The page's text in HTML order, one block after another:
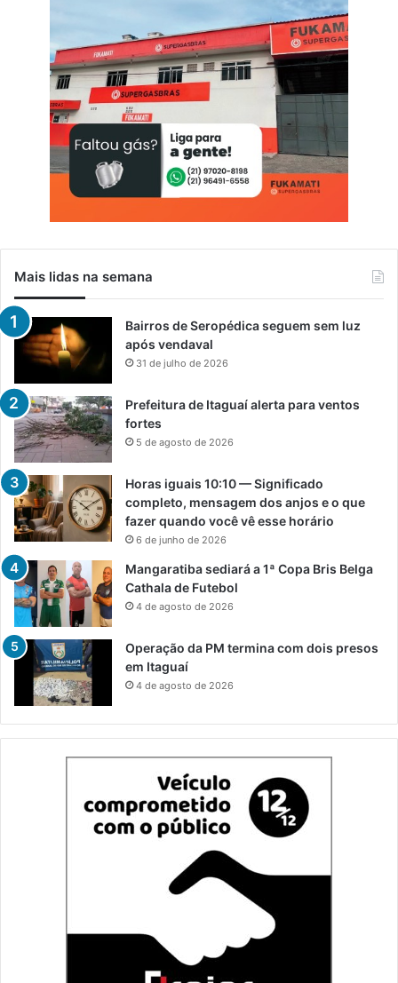
Mais lidas na semana
Bairros de Seropédica seguem sem luz
após vendaval
31 de julho de 2026
Prefeitura de Itaguaí alerta para ventos
fortes
5 de agosto de 2026
Horas iguais 10:10 — Significado
completo, mensagem dos anjos e o que
fazer quando você vê esse horário
6 de junho de 2026
Mangaratiba sediará a 1ª Copa Bris Belga
Cathala de Futebol
4 de agosto de 2026
Operação da PM termina com dois presos
em Itaguaí
4 de agosto de 2026